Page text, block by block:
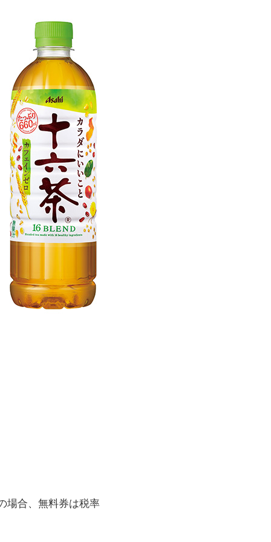
場合、無料券は税率